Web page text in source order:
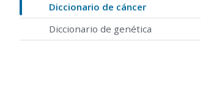
Diccionario de cáncer
Diccionario de genética